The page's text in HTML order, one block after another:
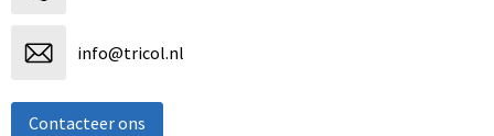
info@tricol.nl
Contacteer ons